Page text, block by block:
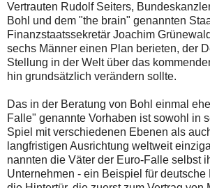
Vertrauten Rudolf Seiters,
Bohl und dem "the brain" genannten
Finanzstaatssekretär Joachim
sechs Männer einen Plan berieten, der
Stellung in der Welt über das
hin grundsätzlich verändern sollte.
Das in der Beratung von Bohl einmal
Falle" genannte Vorhaben ist sowohl in
Spiel mit verschiedenen Ebenen als
langfristigen Ausrichtung weltweit
nannten die Väter der Euro-Falle selbst
Unternehmen - ein Beispiel für deutsche